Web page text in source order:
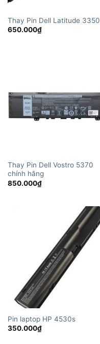
Thay Pin Dell Latitude 3350
650.000₫
Thay Pin Dell Vostro 5370
chính hãng
850.000₫
Pin laptop HP 4530s
350.000₫